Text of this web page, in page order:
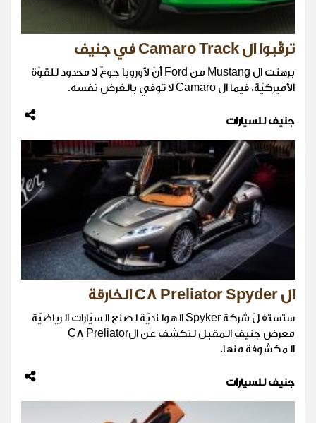
ترقّبوا ال Camaro Track في جنيف
برهنت ال Mustang من Ford أنّ لأوروبا جوعٌ لا محدود للقوّة
الأميركيّة، فيما ال Camaro لا توفي بالغرض نفسه.
جنيف للسيارات
ال C8 Preliator Spyder الخارقة
ستستغلّ شركة Spyker الهولنديّة لصنع السيّارات الرياضيّة
معرض جنيف المقبل لتكشف عن الC8 Preliator
المكشوفة منها.
جنيف للسيارات